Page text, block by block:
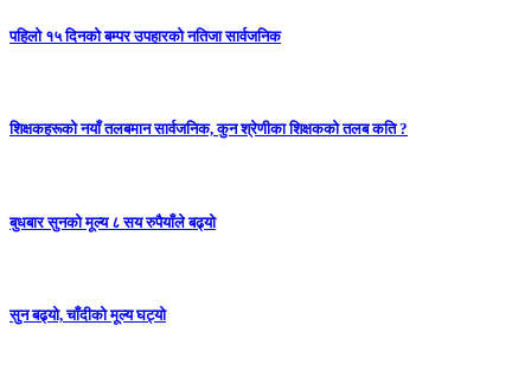
पहिलो १५ दिनको बम्पर उपहारको नतिजा सार्वजनिक
शिक्षकहरूको नयाँ तलबमान सार्वजनिक, कुन श्रेणीका शिक्षकको तलब कति ?
बुधबार सुनको मूल्य ८ सय रुपैयाँले बढ्यो
सुन बढ्यो, चाँदीको मूल्य घट्यो